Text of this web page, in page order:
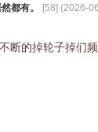
都有。 [58] (2026-
断的掉轮子掉们